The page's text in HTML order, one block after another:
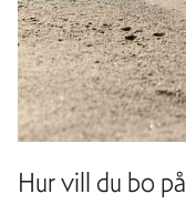
Hur vill du bo